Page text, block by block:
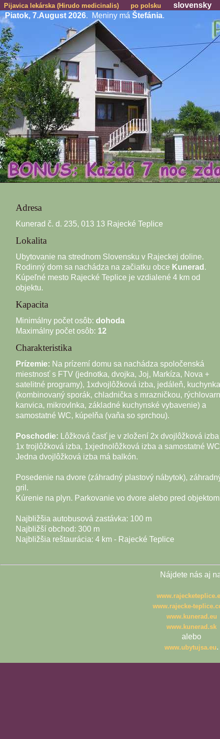
Pijavica lekárska (Hirudo medicinalis) po polsku
slovensky
Piatok, 7.August 2026. Meniny má Štefánia.
Adresa
Kunerad č. d. 235, 013 13 Rajecké Teplice
Lokalita
Ubytovanie na strednom Slovensku v Rajeckej doline.
Rodinný dom sa nachádza na začiatku obce Kunerad .
Kúpeľné mesto Rajecké Teplice je vzdialené 4 km od
objektu.
Kapacita
Minimálny počet osôb: dohoda
Maximálny počet osôb: 12
Charakteristika
Prízemie: Na prízemí domu sa nachádza spoločenská
miestnosť s FTV (jednotka, dvojka, Joj, Markíza, Nova +
satelitné programy), 1xdvojlôžková izba, jedáleň, kuchynka
(kombinovaný sporák, chladnička s mrazničkou,
kanvica, mikrovlnka, základné kuchynské vybavenie) a
samostatné WC, kúpelňa (vaňa so sprchou).
Poschodie: Lôžková časť je v zložení 2x dvojlôžková izba
1x trojlôžková izba, 1xjednolôžková izba a samostatné
Jedna dvojlôžková izba má balkón.
Posedenie na dvore (záhradný plastový nábytok),
gril.
Kúrenie na plyn. Parkovanie vo dvore alebo pred
Najbližšia autobusová zastávka: 100 m
Najbližší obchod: 300 m
Najbližšia reštaurácia: 4 km - Rajecké Teplice
Nájdete nás aj
www.rajecke-
www.kunerad.eu
www.kunerad.sk
alebo
www.ubytujsa.eu.